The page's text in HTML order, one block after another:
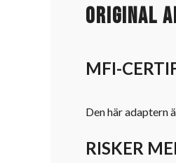
Original
MFI-
Den här
RISKER